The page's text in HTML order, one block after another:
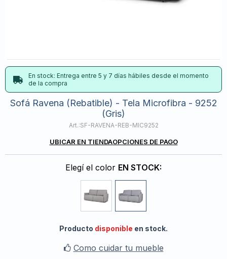
En stock: Entrega entre 5 y 7 días hábiles desde el momento
de la compra
Sofá Ravena (Rebatible) - Tela Microfibra - 9252
(Gris)
SF-RAVENA-REB-MIC9252
UBICAR EN TIENDAOPCIONES DE PAGO
Elegí el color EN STOCK:
Producto disponible en stock.
Como cuidar tu mueble